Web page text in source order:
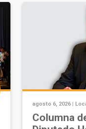
agosto 6, 2026 |
Columna